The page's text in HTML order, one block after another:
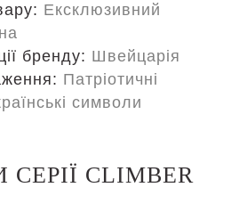
Ексклюзивний
бренду: Швейцарія
Патріотичні
символи
CLIMBER